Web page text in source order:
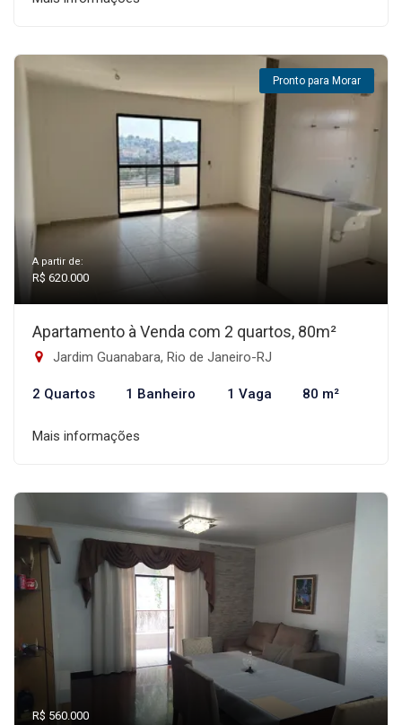
Pronto para Morar
A partir de:
R$ 620.000
Apartamento à Venda com 2 quartos, 80m²
Jardim Guanabara, Rio de Janeiro-RJ
2 Quartos 1 Banheiro 1 Vaga 80 m²
Mais informações
R$ 560.000